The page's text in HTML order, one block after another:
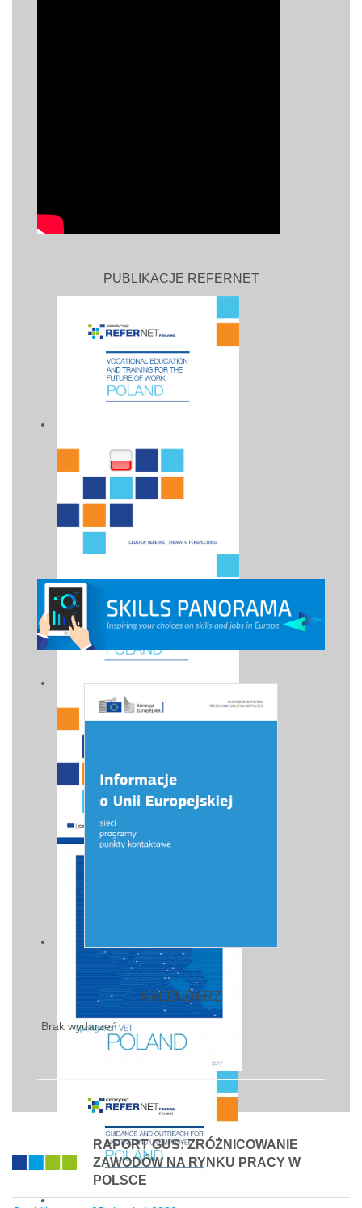
PUBLIKACJE REFERNET
KALENDARZ
Brak wydarzeń
RAPORT GUS: ZRÓŻNICOWANIE
ZAWODÓW NA RYNKU PRACY W
POLSCE